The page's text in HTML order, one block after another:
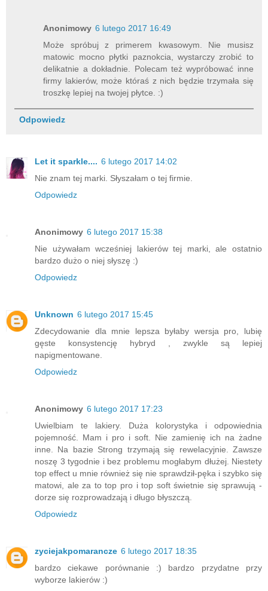
Anonimowy 6 lutego 2017 16:49
Może spróbuj z primerem kwasowym. Nie musisz
matowic mocno płytki paznokcia, wystarczy zrobić to
delikatnie a dokładnie. Polecam też wypróbować inne
firmy lakierów, może któraś z nich będzie trzymała się
troszkę lepiej na twojej płytce. :)
Odpowiedz
Let it sparkle.... 6 lutego 2017 14:02
Nie znam tej marki. Słyszałam o tej firmie.
Odpowiedz
Anonimowy 6 lutego 2017 15:38
Nie używałam wcześniej lakierów tej marki, ale ostatnio
bardzo dużo o niej słyszę :)
Odpowiedz
Unknown 6 lutego 2017 15:45
Zdecydowanie dla mnie lepsza byłaby wersja pro, lubię
gęste konsystencję hybryd , zwykle są lepiej
napigmentowane.
Odpowiedz
Anonimowy 6 lutego 2017 17:23
Uwielbiam te lakiery. Duża kolorystyka i odpowiednia
pojemność. Mam i pro i soft. Nie zamienię ich na żadne
inne. Na bazie Strong trzymają się rewelacyjnie. Zawsze
noszę 3 tygodnie i bez problemu mogłabym dłużej. Niestety
top effect u mnie również się nie sprawdził-pęka i szybko się
matowi, ale za to top pro i top soft świetnie się sprawują -
dorze się rozprowadzają i długo błyszczą.
Odpowiedz
zyciejakpomarancze 6 lutego 2017 18:35
bardzo ciekawe porównanie :) bardzo przydatne przy
wyborze lakierów :)